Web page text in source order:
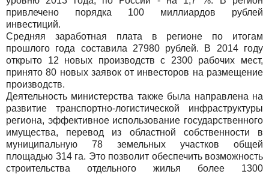
привлечено порядка 100 миллиардов рублей
инвестиций.
Средняя заработная плата в регионе по итогам
прошлого года составила 27980 рублей. В 2014 году
открыто 12 новых производств с 2300 рабочих мест,
принято 80 новых заявок от инвесторов на размещение
производств.
Деятельность министерства также была направлена на
развитие транспортно-логистической инфраструктуры
региона, эффективное использование государственного
имущества, перевод из областной собственности в
муниципальную 78 земельных участков общей
площадью 314 га. Это позволит обеспечить возможность
строительства отдельного жилья более 1300